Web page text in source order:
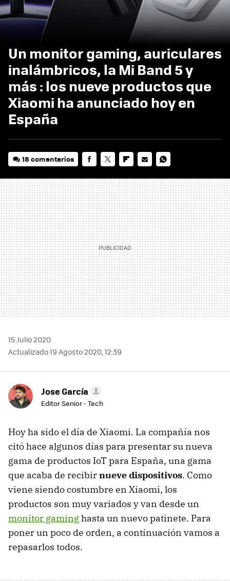
Un monitor gaming, auriculares
inalámbricos, la Mi Band 5 y
más : los nueve productos que
Xiaomi ha anunciado hoy en
España
18 comentarios
MAIL
15 Julio 2020
Actualizado 19 Agosto 2020, 12:39
Jose García
Editor Senior - Tech
Hoy ha sido el día de Xiaomi. La compañía nos
citó hace algunos días para presentar su nueva
gama de productos IoT para España, una gama
que acaba de recibirnueve dispositivos. Como
viene siendo costumbre en Xiaomi, los
productos son muy variados y van desde un
monitor gaminghasta un nuevo patinete. Para
poner un poco de orden, a continuación vamos a
repasarlos todos.